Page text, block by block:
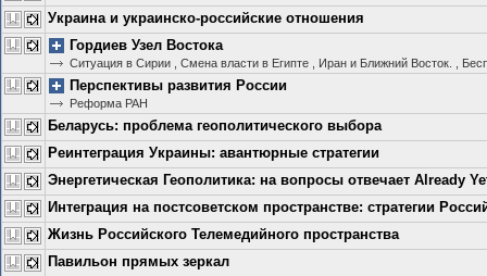
Украина и украинско-российские отношения
Гордиев Узел Востока
Ситуация в Сирии Смена власти в Египте Иран и Ближний Восток.
Перспективы развития России
Реформа РАН
Беларусь: проблема геополитического выбора
Реинтеграция Украины: авантюрные стратегии
Энергетическая Геополитика: на вопросы отвечает Already
Интеграция на постсоветском пространстве: стратегии
Жизнь Российского Телемедийного пространства
Павильон прямых зеркал